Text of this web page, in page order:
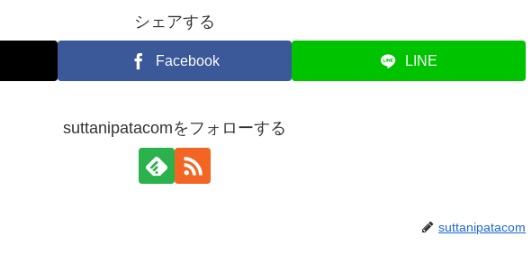
シェアする
Facebook LINE
suttanipatacomをフォローする
suttanipatacom